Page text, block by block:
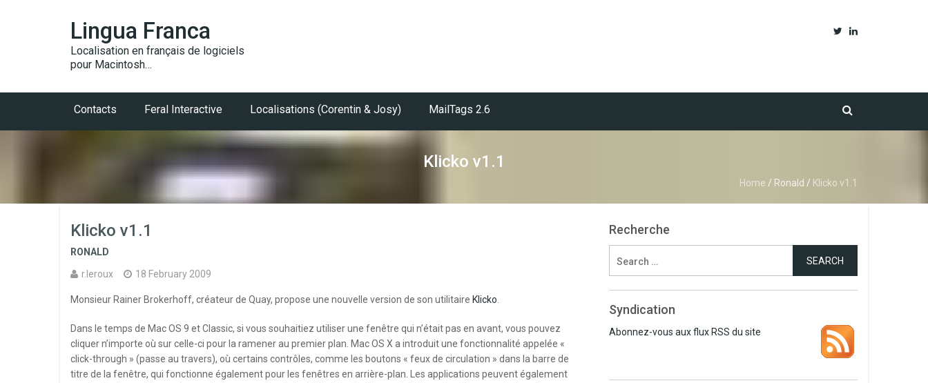
Lingua Franca
Localisation en français de logiciels
pour Macintosh…
Contacts Feral Interactive Localisations (Corentin & Josy) MailTags 2.6
Klicko v1.1
Home / Ronald / Klicko v1.1
Klicko v1.1
RONALD
r.leroux
18 February 2009
Monsieur Rainer Brokerhoff, créateur de Quay, propose une nouvelle version de son utilitaire Klicko
Dans le temps de Mac OS 9 et Classic, si vous souhaitiez utiliser une fenêtre qui n’était pas en avant, vous pouvez
cliquer n’importe où sur celle-ci pour la ramener au premier plan. Mac OS X a introduit une fonctionnalité appelée «
click-through » (passe au travers), où certains contrôles, comme les boutons « feux de circulation » dans la barre de
titre de la fenêtre, qui fonctionne également pour les fenêtres en arrière-plan. Les applications peuvent également
Recherche
for:
Syndication
Abonnez-vous aux flux RSS du site